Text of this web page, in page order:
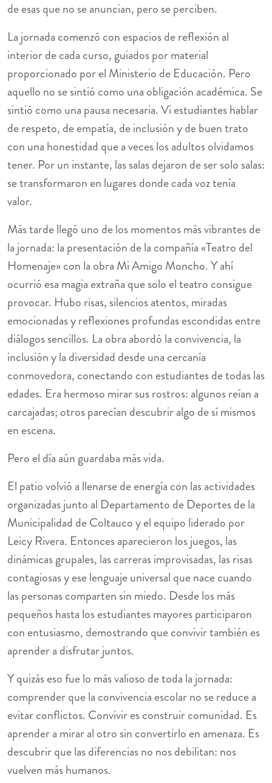
de esas que no se anuncian, pero se perciben.
La jornada comenzó con espacios de reflexión al
interior de cada curso, guiados por material
proporcionado por el Ministerio de Educación. Pero
aquello no se sintió como una obligación académica. Se
sintió como una pausa necesaria. Vi estudiantes hablar
de respeto, de empatía, de inclusión y de buen trato
con una honestidad que a veces los adultos olvidamos
tener. Por un instante, las salas dejaron de ser solo salas:
se transformaron en lugares donde cada voz tenía
valor.
Más tarde llegó uno de los momentos más vibrantes de
la jornada: la presentación de la compañía «Teatro del
Homenaje» con la obra Mi Amigo Moncho. Y ahí
ocurrió esa magia extraña que solo el teatro consigue
provocar. Hubo risas, silencios atentos, miradas
emocionadas y reflexiones profundas escondidas entre
diálogos sencillos. La obra abordó la convivencia, la
inclusión y la diversidad desde una cercanía
conmovedora, conectando con estudiantes de todas las
edades. Era hermoso mirar sus rostros: algunos reían a
carcajadas; otros parecían descubrir algo de sí mismos
en escena.
Pero el día aún guardaba más vida.
El patio volvió a llenarse de energía con las actividades
organizadas junto al Departamento de Deportes de la
Municipalidad de Coltauco y el equipo liderado por
Leicy Rivera. Entonces aparecieron los juegos, las
dinámicas grupales, las carreras improvisadas, las risas
contagiosas y ese lenguaje universal que nace cuando
las personas comparten sin miedo. Desde los más
pequeños hasta los estudiantes mayores participaron
con entusiasmo, demostrando que convivir también es
aprender a disfrutar juntos.
Y quizás eso fue lo más valioso de toda la jornada:
comprender que la convivencia escolar no se reduce a
evitar conflictos. Convivir es construir comunidad. Es
aprender a mirar al otro sin convertirlo en amenaza. Es
descubrir que las diferencias no nos debilitan: nos
vuelven más humanos.